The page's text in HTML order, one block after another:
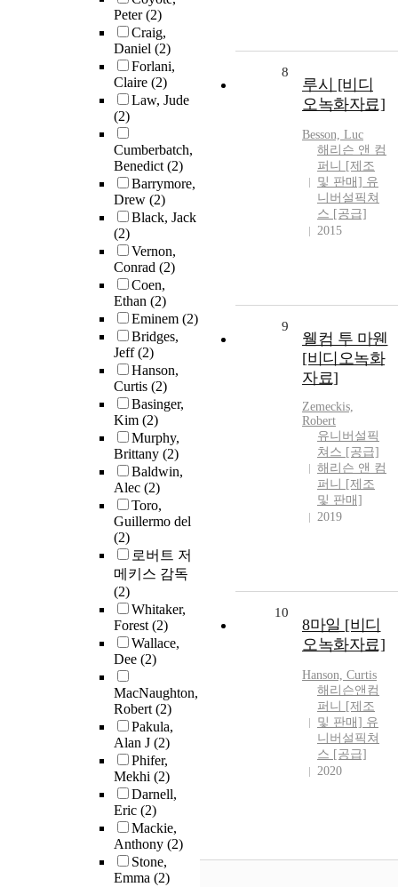
Peter(2)
Craig,
Daniel (2)
Forlani,
Claire (2)
Law, Jude
(2)
Cumberbatch,
Benedict(2)
Barrymore,
Drew (2)
Black, Jack
(2)
Vernon,
Conrad (2)
Coen,
Ethan (2)
Eminem (2)
Bridges,
Jeff(2)
Hanson,
Curtis (2)
Basinger,
Kim (2)
Murphy,
Brittany (2)
Baldwin,
Alec (2)
Toro,
Guillermo del
(2)
로버트 저
메키스 감독
(2)
Whitaker,
Forest(2)
Wallace,
Dee (2)
MacNaughton,
Robert(2)
Pakula,
Alan J (2)
Phifer,
Mekhi (2)
Darnell,
Eric (2)
Mackie,
Anthony (2)
Stone,
Emma (2)
8
루시 [비디
오녹화자료]
Besson, Luc
해리슨 앤 컴
퍼니 [제조
및 판매] 유
니버설픽쳐
스 [공급]
2015
9
웰컴 투 마웬
[비디오녹화
자료]
Zemeckis,
Robert
유니버설픽
쳐스 [공급]
해리슨 앤 컴
퍼니 [제조
및 판매]
2019
10
8마일 [비디
오녹화자료]
Hanson, Curtis
해리슨앤컴
퍼니 [제조
및 판매] 유
니버설픽쳐
스 [공급]
2020